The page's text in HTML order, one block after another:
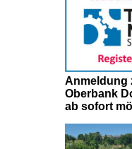
Anmeldung
Oberbank
ab sofort